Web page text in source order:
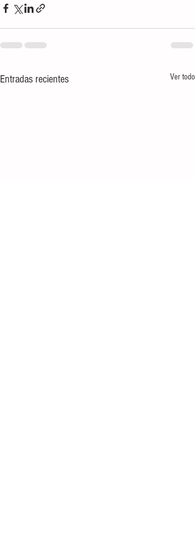
Entradas recientes Ver todo